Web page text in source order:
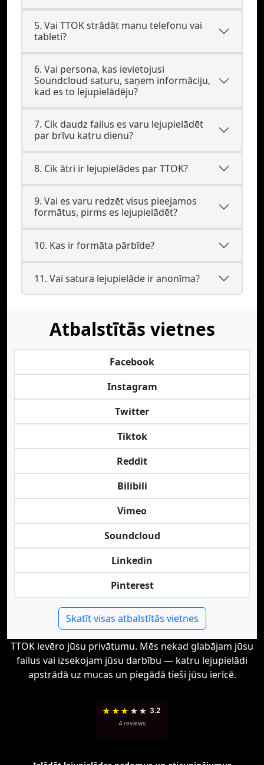
5. Vai TTOK strādāt manu telefonu vai
tableti?
6. Vai persona, kas ievietojusi
Soundcloud saturu, saņem informāciju,
kad es to lejupielādēju?
7. Cik daudz failus es varu lejupielādēt
par brīvu katru dienu?
8. Cik ātri ir lejupielādes par TTOK?
9. Vai es varu redzēt visus pieejamos
formātus, pirms es lejupielādēt?
10. Kas ir formāta pārbīde?
11. Vai satura lejupielāde ir anonīma?
Atbalstītās vietnes
Facebook
Instagram
Twitter
Tiktok
Reddit
Bilibili
Vimeo
Soundcloud
Linkedin
Pinterest
Skatīt visas atbalstītās vietnes
TTOK ievēro jūsu privātumu. Mēs nekad glabājam jūsu
failus vai izsekojam jūsu darbību — katru lejupielādi
apstrādā uz mucas un piegādā tieši jūsu ierīcē.
★ ★★ ★★ 3.2
4 reviews